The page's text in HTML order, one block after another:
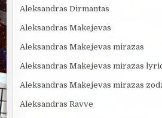
Aleksandras Dirmantas
Aleksandras Makejevas
Aleksandras Makejevas mirazas
Aleksandras Makejevas mirazas
Aleksandras Makejevas mirazas
Aleksandras Ravve